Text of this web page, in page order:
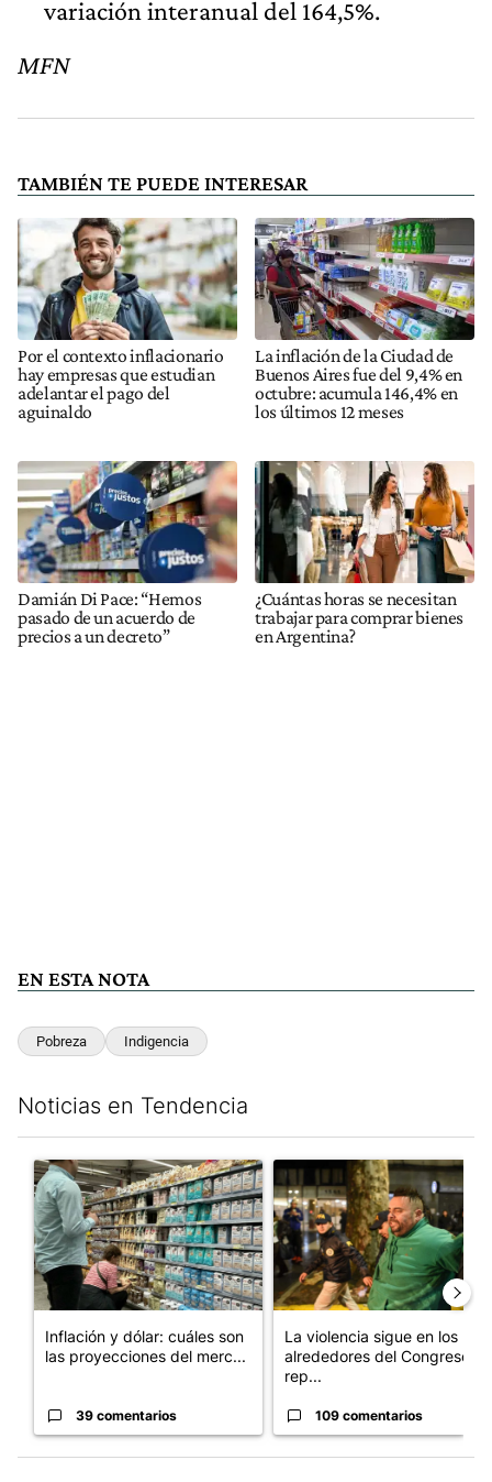
variación interanual del 164,5%.
MFN
TAMBIÉN TE PUEDE INTERESAR
Por el contexto inflacionario
hay empresas que estudian
adelantar el pago del
aguinaldo
La inflación de la Ciudad de
Buenos Aires fue del 9,4% en
octubre: acumula 146,4% en
los últimos 12 meses
Damián Di Pace: “Hemos
pasado de un acuerdo de
precios a un decreto”
¿Cuántas horas se necesitan
trabajar para comprar bienes
en Argentina?
EN ESTA NOTA
Pobreza Indigencia
Noticias en Tendencia
Un artículo de tendencia con el título "Inflación y dólar: cuáles
Inflación y dólar: cuáles son
las proyecciones del merc...
39 comentarios
Un artículo de tendencia con
La violencia sigue en los
alrededores del Congreso:
rep...
109 comentarios